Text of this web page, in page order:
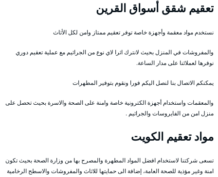
تعقيم شقق أسواق القرين
نستخدم مواد معقمة وأجهزة خاصة توفر تعقيم ممتاز وامن لكل الأثاث
والمفروشات في المنزل بحيث لانترك اثرا لاي نوع من الجراثيم مع عملية تعقيم دوري
نوفرها لعملائنا على مدار الساعة.
يمكنكم الاتصال بنا لنصل اليكم فورا ونقوم بتوفير المطهرات
والمعقمات واستخدام أجهزة الكترونية خاصة وامنة على الصحة والاسرة بحيث تحصل على
منزل امن من الفايروسات والجراثيم .
مواد تعقيم الكويت
تسعى شركتنا لاستخدام افضل المواد المطهرة والمصرح بها من وزارة الصحة بحيث تكون
امنة وغير مؤذية للصحة العامة، إضافة الى حمايتها للاثاث والمفروشات والاسطح الرخامية